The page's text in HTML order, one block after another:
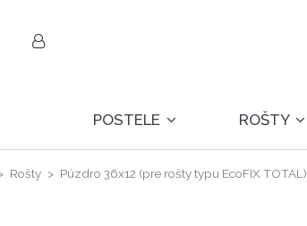
POSTELE ROŠTY
Rošty Púzdro 36x12 (pre rošty typu EcoFIX TOTAL)